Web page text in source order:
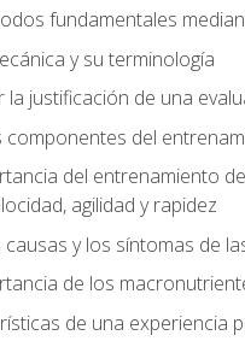
fundamentales
y su terminología
la justificación de una
componentes del
del entrenamiento
agilidad y rapidez
causas y los síntomas de
de los
de una experiencia